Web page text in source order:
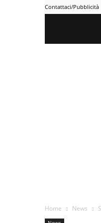
Contattaci/Pubblicità
Home News